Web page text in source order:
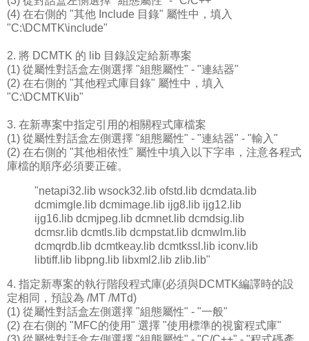
(4) 在右側的 "其他 Include 目錄" 屬性中，填入
"C:\DCMTK\include"
2. 將 DCMTK 的 lib 目錄設定給新專案
(1) 從屬性對話盒左側選擇 "組態屬性" - "連結器"
(2) 在右側的 "其他程式庫目錄" 屬性中，填入
"C:\DCMTK\lib"
3. 在新專案中指定引用的相關程式庫檔案
(1) 從屬性對話盒左側選擇 "組態屬性" - "連結器" - "輸入"
(2) 在右側的 "其他相依性" 屬性中填入以下字串，注意各程式
庫檔的順序必須要正確。
"netapi32.lib wsock32.lib ofstd.lib dcmdata.lib
dcmimgle.lib dcmimage.lib ijg8.lib ijg12.lib
ijg16.lib dcmjpeg.lib dcmnet.lib dcmdsig.lib
dcmsr.lib dcmtls.lib dcmpstat.lib dcmwlm.lib
dcmqrdb.lib dcmtkeay.lib dcmtkssl.lib iconv.lib
libtiff.lib libpng.lib libxml2.lib zlib.lib"
4. 指定新專案的執行階段程式庫(必須與DCMTK編譯時的設
定相同，預設為 /MT /MTd)
(1) 從屬性對話盒左側選擇 "組態屬性" - "一般"
(2) 在右側的 "MFC的使用" 選擇 "使用標準的視窗程式庫"